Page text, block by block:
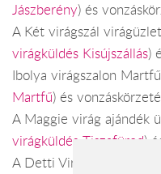
Jászberény) és
A Két virágszál
virágküldés Kisújszállás)
Ibolya virágszalon
Martfű) és
A Maggie virág ajándék
virágküldés Tiszafüred)
A Detti Virágszalon